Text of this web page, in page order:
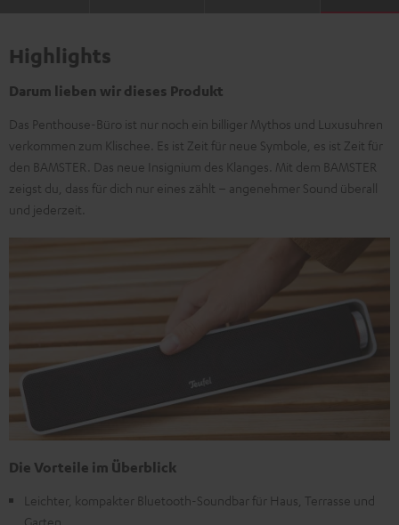
Highlights
Darum lieben wir dieses Produkt
Das Penthouse-Büro ist nur noch ein billiger Mythos und Luxusuhren
verkommen zum Klischee. Es ist Zeit für neue Symbole, es ist Zeit für
den BAMSTER. Das neue Insignium des Klanges. Mit dem BAMSTER
zeigst du, dass für dich nur eines zählt – angenehmer Sound überall
und jederzeit.
Die Vorteile im Überblick
Leichter, kompakter Bluetooth-Soundbar für Haus, Terrasse und
Garten